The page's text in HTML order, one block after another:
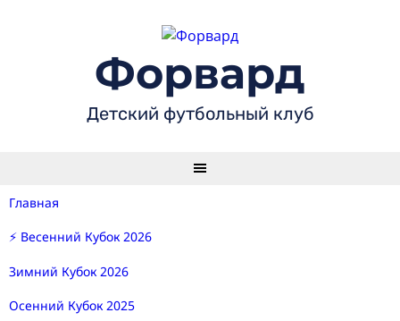
Форвард
Детский футбольный клуб
Главная
⚡ Весенний Кубок 2026
Зимний Кубок 2026
Осенний Кубок 2025